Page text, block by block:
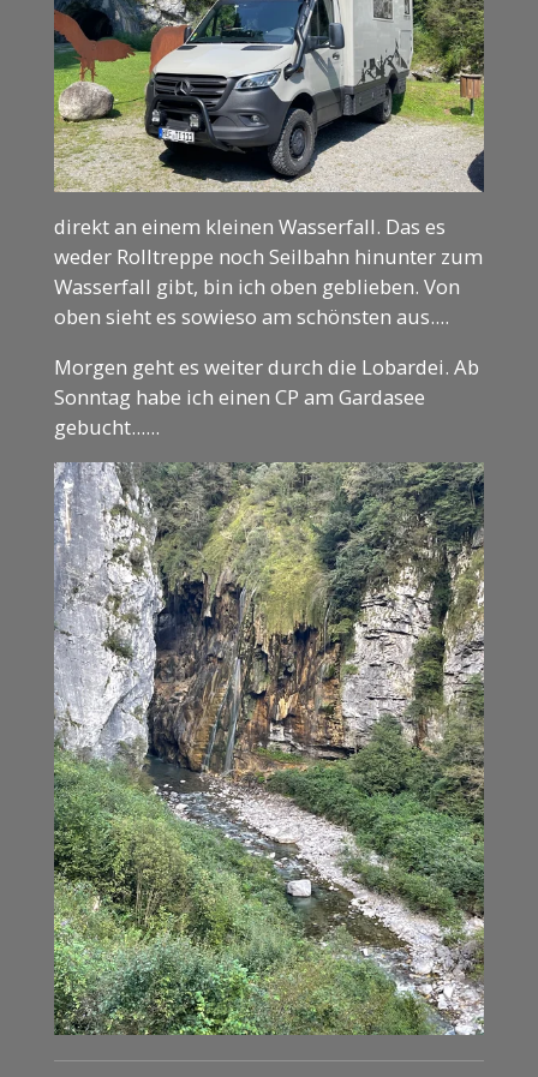
direkt an einem kleinen Wasserfall. Das es
weder Rolltreppe noch Seilbahn hinunter zum
Wasserfall gibt, bin ich oben geblieben. Von
oben sieht es sowieso am schönsten aus....
Morgen geht es weiter durch die Lobardei. Ab
Sonntag habe ich einen CP am Gardasee
gebucht......